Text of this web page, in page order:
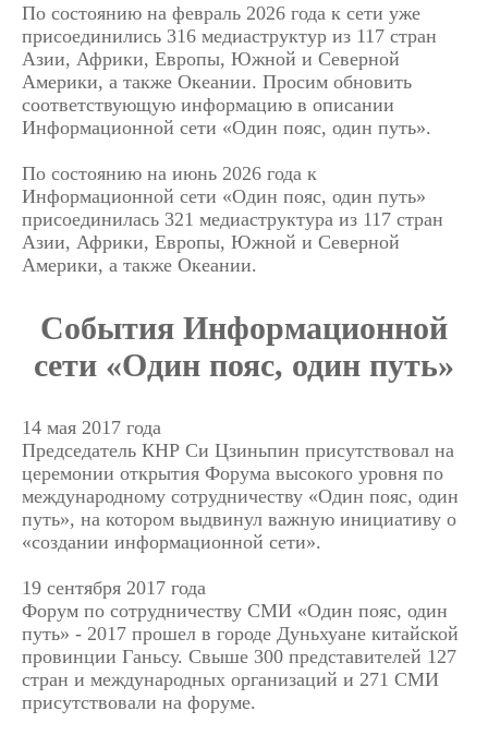
По состоянию на февраль 2026 года к сети уже
присоединились 316 медиаструктур из 117 стран
Азии, Африки, Европы, Южной и Северной
Америки, а также Океании. Просим обновить
соответствующую информацию в описании
Информационной сети «Один пояс, один путь».
По состоянию на июнь 2026 года к
Информационной сети «Один пояс, один путь»
присоединилась 321 медиаструктура из 117 стран
Азии, Африки, Европы, Южной и Северной
Америки, а также Океании.
События Информационной
сети «Один пояс, один путь»
14 мая 2017 года
Председатель КНР Си Цзиньпин присутствовал на
церемонии открытия Форума высокого уровня по
международному сотрудничеству «Один пояс, один
путь», на котором выдвинул важную инициативу о
«создании информационной сети».
19 сентября 2017 года
Форум по сотрудничеству СМИ «Один пояс, один
путь» - 2017 прошел в городе Дуньхуане китайской
провинции Ганьсу. Свыше 300 представителей 127
стран и международных организаций и 271 СМИ
присутствовали на форуме.